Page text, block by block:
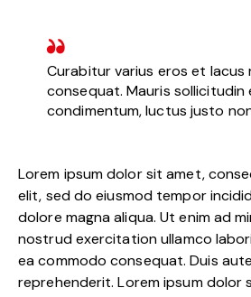
Curabitur varius eros et lacus
consequat. Mauris sollicitudin
condimentum, luctus justo
Lorem ipsum dolor sit amet,
elit, sed do eiusmod tempor
dolore magna aliqua. Ut enim ad
nostrud exercitation ullamco
ea commodo consequat. Duis
reprehenderit. Lorem ipsum dolor